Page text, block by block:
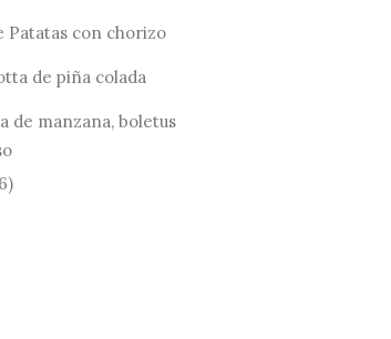
Patatas con chorizo
de piña colada
de manzana, boletus